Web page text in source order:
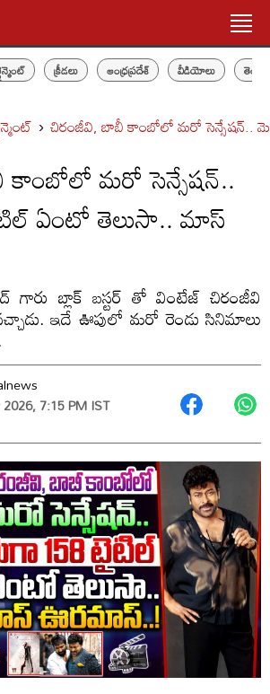
క్రీడలు ఆంధ్రప్రదేశ్ వీడియోలు
చిరంజీవి, బాబీ కాంబోలో మరో సెన్సేషన్..
కాంబోలో మరో సెన్సేషన్..
ఏంటో తెలుసా.. మాస్
గారు బ్లాక్ బస్టర్ తో వింటేజ్ చిరంజీవి
వచ్చాడు. ఇదే ఊపులో మరో రెండు సినిమాలు
7:15 PM IST